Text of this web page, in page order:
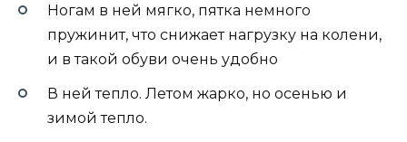
Ногам в ней мягко, пятка немного
пружинит, что снижает нагрузку на колени,
и в такой обуви очень удобно
В ней тепло. Летом жарко, но осенью и
зимой тепло.